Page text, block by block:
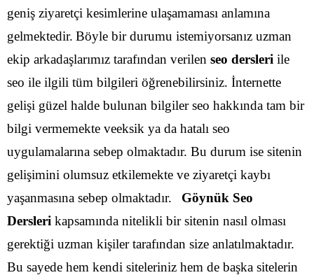
geniş ziyaretçi kesimlerine ulaşamaması anlamına
gelmektedir. Böyle bir durumu istemiyorsanız uzman
ekip arkadaşlarımız tarafından verilen seo dersleri ile
seo ile ilgili tüm bilgileri öğrenebilirsiniz. İnternette
gelişi güzel halde bulunan bilgiler seo hakkında tam bir
bilgi vermemekte veeksik ya da hatalı seo
uygulamalarına sebep olmaktadır. Bu durum ise sitenin
gelişimini olumsuz etkilemekte ve ziyaretçi kaybı
yaşanmasına sebep olmaktadır.
Göynük Seo
Dersleri kapsamında nitelikli bir sitenin nasıl olması
gerektiği uzman kişiler tarafından size anlatılmaktadır.
Bu sayede hem kendi siteleriniz hem de başka sitelerin